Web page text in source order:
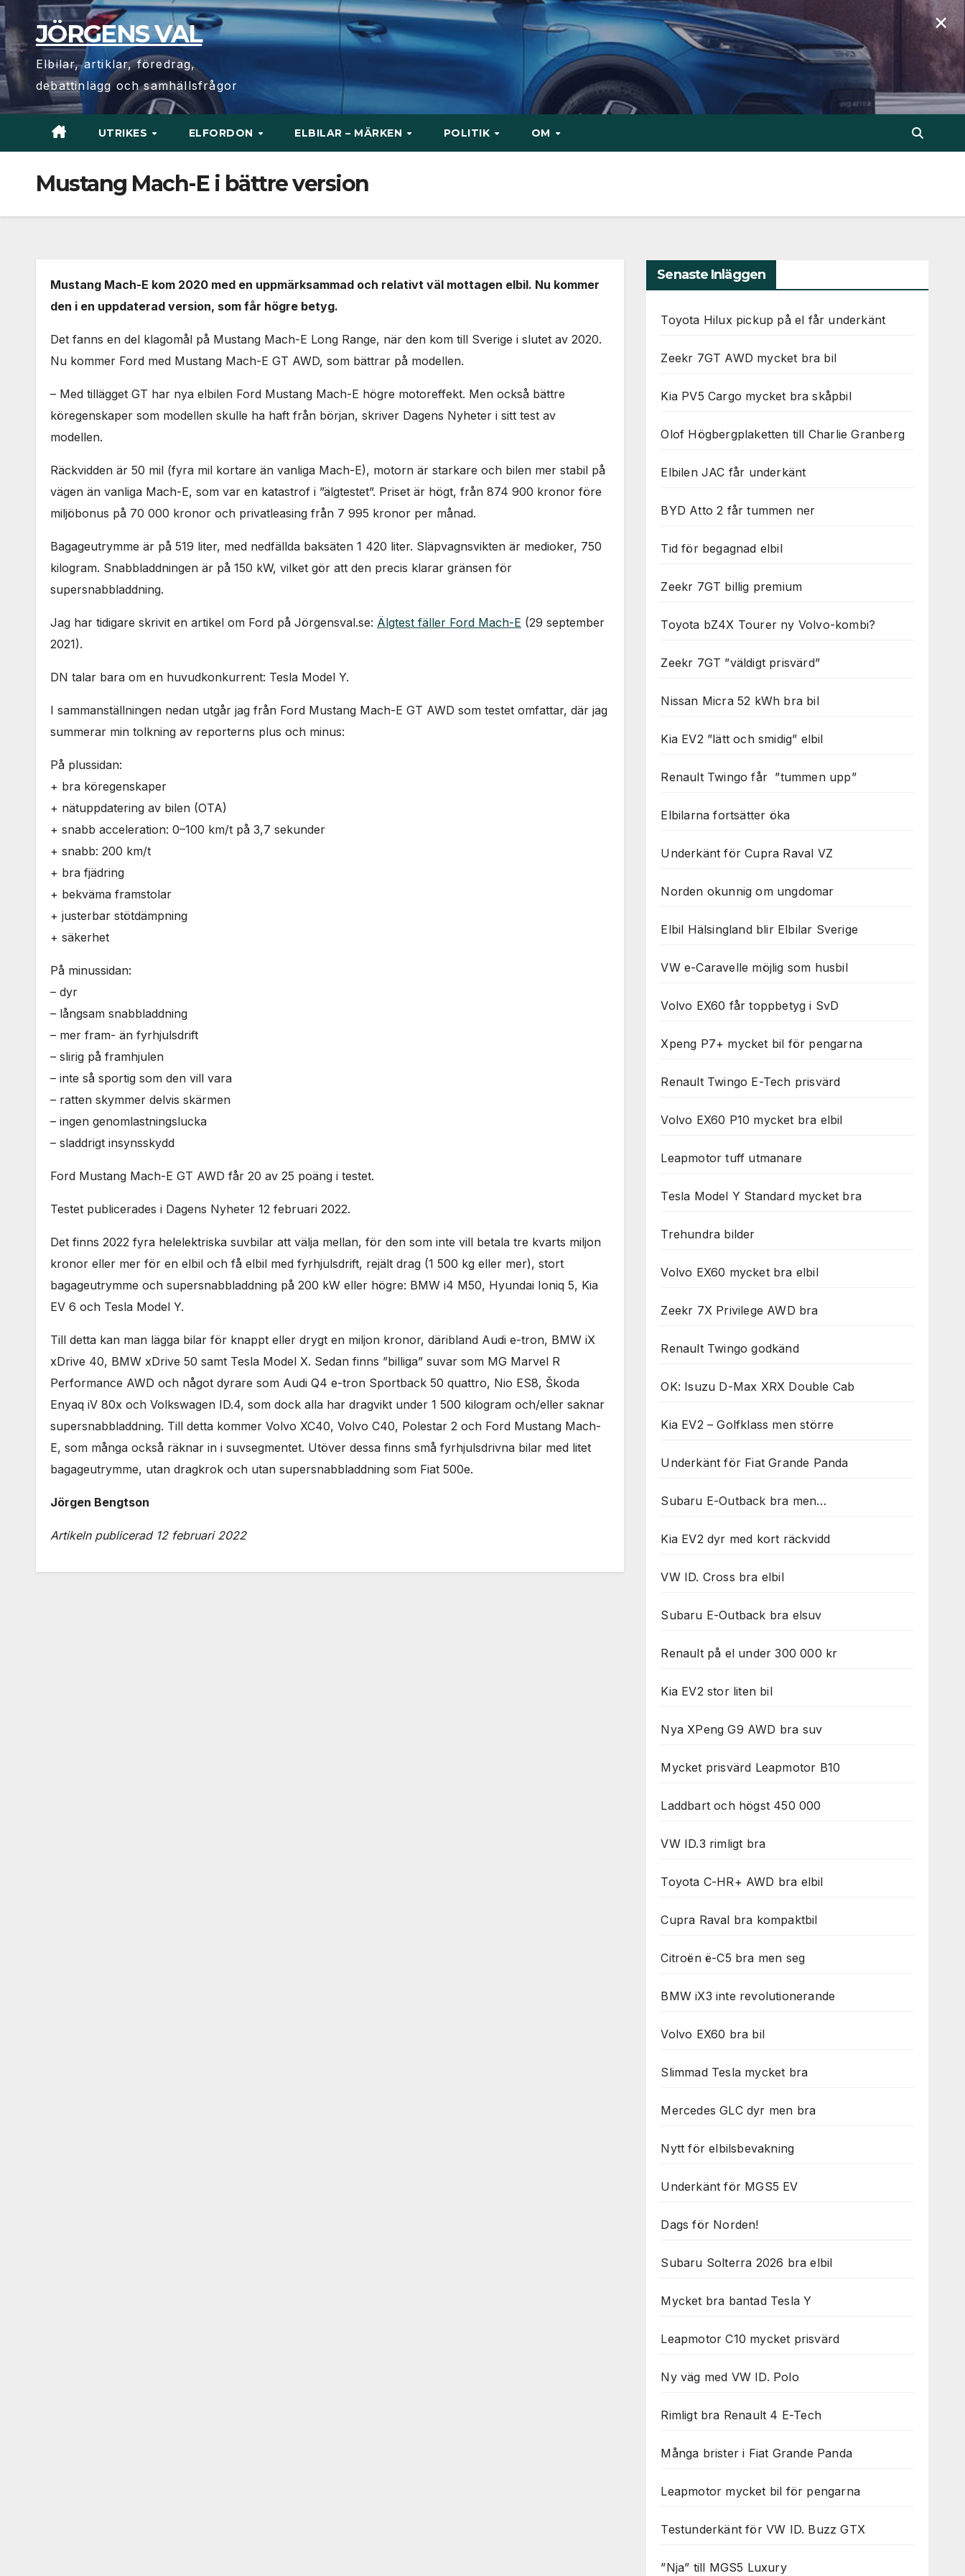
Hoppa
till
innehåll
JÖRGENS VAL
Elbilar, artiklar, föredrag,
debattinlägg och samhällsfrågor
UTRIKES ELFORDON ELBILAR – MÄRKEN POLITIK OM
Mustang Mach-E i bättre version
Mustang Mach-E kom 2020 med en uppmärksammad och relativt väl mottagen elbil. Nu kommer
den i en uppdaterad version, som får högre betyg.
Det fanns en del klagomål på Mustang Mach-E Long Range, när den kom till Sverige i slutet av 2020.
Nu kommer Ford med Mustang Mach-E GT AWD, som bättrar på modellen.
– Med tillägget GT har nya elbilen Ford Mustang Mach-E högre motoreffekt. Men också bättre
köregenskaper som modellen skulle ha haft från början, skriver Dagens Nyheter i sitt test av
modellen.
Räckvidden är 50 mil (fyra mil kortare än vanliga Mach-E), motorn är starkare och bilen mer stabil på
vägen än vanliga Mach-E, som var en katastrof i ”älgtestet”. Priset är högt, från 874 900 kronor före
miljöbonus på 70 000 kronor och privatleasing från 7 995 kronor per månad.
Bagageutrymme är på 519 liter, med nedfällda baksäten 1 420 liter. Släpvagnsvikten är medioker, 750
kilogram. Snabbladdningen är på 150 kW, vilket gör att den precis klarar gränsen för
supersnabbladdning.
Jag har tidigare skrivit en artikel om Ford på Jörgensval.se: Älgtest fäller Ford Mach-E (29 september
2021).
DN talar bara om en huvudkonkurrent: Tesla Model Y.
I sammanställningen nedan utgår jag från Ford Mustang Mach-E GT AWD som testet omfattar, där jag
summerar min tolkning av reporterns plus och minus:
På plussidan:
+ bra köregenskaper
+ nätuppdatering av bilen (OTA)
+ snabb acceleration: 0–100 km/t på 3,7 sekunder
+ snabb: 200 km/t
+ bra fjädring
+ bekväma framstolar
+ justerbar stötdämpning
+ säkerhet
På minussidan:
– dyr
– långsam snabbladdning
– mer fram- än fyrhjulsdrift
– slirig på framhjulen
– inte så sportig som den vill vara
– ratten skymmer delvis skärmen
– ingen genomlastningslucka
– sladdrigt insynsskydd
Ford Mustang Mach-E GT AWD får 20 av 25 poäng i testet.
Testet publicerades i Dagens Nyheter 12 februari 2022.
Det finns 2022 fyra helelektriska suvbilar att välja mellan, för den som inte vill betala tre kvarts miljon
kronor eller mer för en elbil och få elbil med fyrhjulsdrift, rejält drag (1 500 kg eller mer), stort
bagageutrymme och supersnabbladdning på 200 kW eller högre: BMW i4 M50, Hyundai Ioniq 5, Kia
EV 6 och Tesla Model Y.
Till detta kan man lägga bilar för knappt eller drygt en miljon kronor, däribland Audi e-tron, BMW iX
xDrive 40, BMW xDrive 50 samt Tesla Model X. Sedan finns ”billiga” suvar som MG Marvel R
Performance AWD och något dyrare som Audi Q4 e-tron Sportback 50 quattro, Nio ES8, Škoda
Enyaq iV 80x och Volkswagen ID.4, som dock alla har dragvikt under 1 500 kilogram och/eller saknar
supersnabbladdning. Till detta kommer Volvo XC40, Volvo C40, Polestar 2 och Ford Mustang Mach-
E, som många också räknar in i suvsegmentet. Utöver dessa finns små fyrhjulsdrivna bilar med litet
bagageutrymme, utan dragkrok och utan supersnabbladdning som Fiat 500e.
Jörgen Bengtson
Artikeln publicerad 12 februari 2022
Senaste Inläggen
Toyota Hilux pickup på el får underkänt
Zeekr 7GT AWD mycket bra bil
Kia PV5 Cargo mycket bra skåpbil
Olof Högbergplaketten till Charlie Granberg
Elbilen JAC får underkänt
BYD Atto 2 får tummen ner
Tid för begagnad elbil
Zeekr 7GT billig premium
Toyota bZ4X Tourer ny Volvo-kombi?
Zeekr 7GT ”väldigt prisvärd”
Nissan Micra 52 kWh bra bil
Kia EV2 ”lätt och smidig” elbil
Renault Twingo får ”tummen upp”
Elbilarna fortsätter öka
Underkänt för Cupra Raval VZ
Norden okunnig om ungdomar
Elbil Hälsingland blir Elbilar Sverige
VW e-Caravelle möjlig som husbil
Volvo EX60 får toppbetyg i SvD
Xpeng P7+ mycket bil för pengarna
Renault Twingo E-Tech prisvärd
Volvo EX60 P10 mycket bra elbil
Leapmotor tuff utmanare
Tesla Model Y Standard mycket bra
Trehundra bilder
Volvo EX60 mycket bra elbil
Zeekr 7X Privilege AWD bra
Renault Twingo godkänd
OK: Isuzu D-Max XRX Double Cab
Kia EV2 – Golfklass men större
Underkänt för Fiat Grande Panda
Subaru E-Outback bra men…
Kia EV2 dyr med kort räckvidd
VW ID. Cross bra elbil
Subaru E-Outback bra elsuv
Renault på el under 300 000 kr
Kia EV2 stor liten bil
Nya XPeng G9 AWD bra suv
Mycket prisvärd Leapmotor B10
Laddbart och högst 450 000
VW ID.3 rimligt bra
Toyota C-HR+ AWD bra elbil
Cupra Raval bra kompaktbil
Citroën ë-C5 bra men seg
BMW iX3 inte revolutionerande
Volvo EX60 bra bil
Slimmad Tesla mycket bra
Mercedes GLC dyr men bra
Nytt för elbilsbevakning
Underkänt för MGS5 EV
Dags för Norden!
Subaru Solterra 2026 bra elbil
Mycket bra bantad Tesla Y
Leapmotor C10 mycket prisvärd
Ny väg med VW ID. Polo
Rimligt bra Renault 4 E-Tech
Många brister i Fiat Grande Panda
Leapmotor mycket bil för pengarna
Testunderkänt för VW ID. Buzz GTX
”Nja” till MGS5 Luxury
×